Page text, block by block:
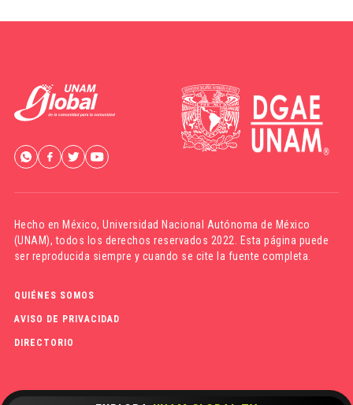
Hecho en México,Universidad Nacional Autónoma de México
(UNAM), todos los derechos reservados 2022. Esta página puede
ser reproducida siempre y cuando se cite la fuente completa.
QUIÉNES SOMOS
AVISO DE PRIVACIDAD
DIRECTORIO